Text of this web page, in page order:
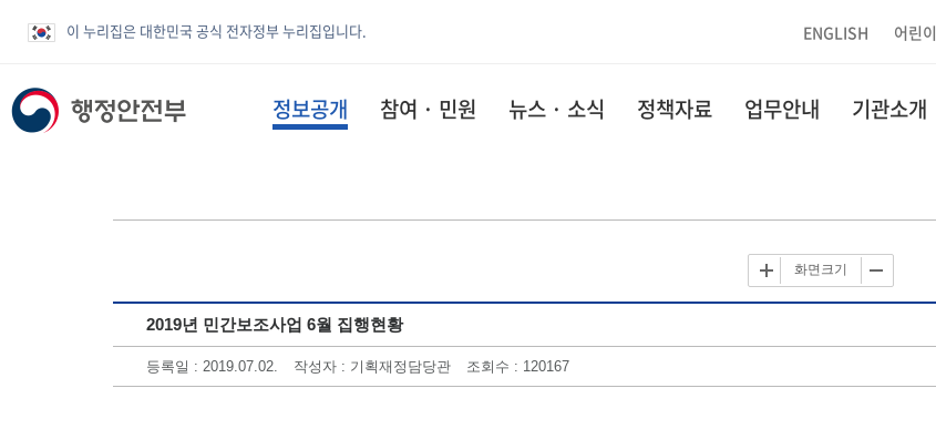
이 누리집은 대한민국 공식 전자정부 누리집입니다. ENGLISH 어린이
정보공개 참여 · 민원 뉴스 · 소식 정책자료 업무안내 기관소개
화면크기
2019년 민간보조사업 6월 집행현황
등록일 : 2019.07.02. 작성자 : 기획재정담당관 조회수 : 120167